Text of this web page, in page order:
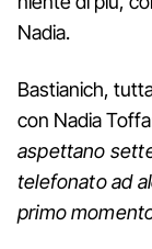
Nadia.
Bastianich,
con Nadia
aspettano
telefonato ad
primo